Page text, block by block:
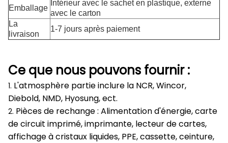
Emballage
Intérieur avec le sachet en plastique, externe
avec le carton
La
livraison
1-7 jours après paiement
Ce que nous pouvons fournir :
1. L'atmosphère partie inclure la NCR, Wincor,
Diebold, NMD, Hyosung, ect.
2. Pièces de rechange : Alimentation d'énergie, carte
de circuit imprimé, imprimante, lecteur de cartes,
affichage à cristaux liquides, PPE, cassette, ceinture,